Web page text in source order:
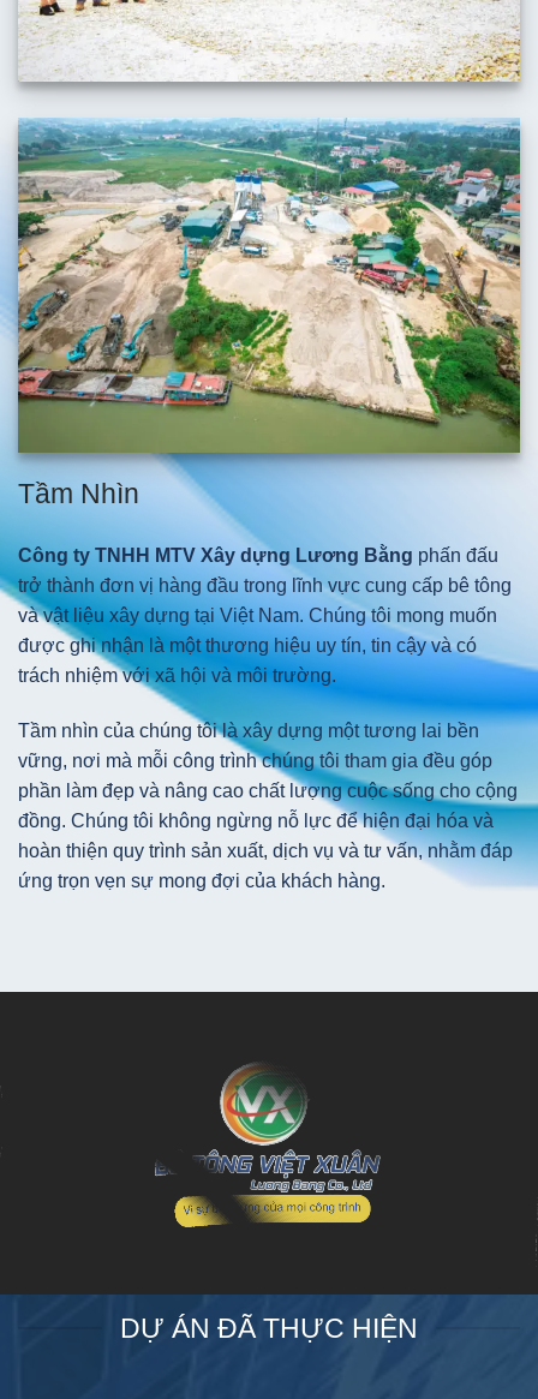
Tầm Nhìn
Công ty TNHH MTV Xây dựng Lương Bằng phấn đấu
trở thành đơn vị hàng đầu trong lĩnh vực cung cấp bê tông
và vật liệu xây dựng tại Việt Nam. Chúng tôi mong muốn
được ghi nhận là một thương hiệu uy tín, tin cậy và có
trách nhiệm với xã hội và môi trường.
Tầm nhìn của chúng tôi là xây dựng một tương lai bền
vững, nơi mà mỗi công trình chúng tôi tham gia đều góp
phần làm đẹp và nâng cao chất lượng cuộc sống cho cộng
đồng. Chúng tôi không ngừng nỗ lực để hiện đại hóa và
hoàn thiện quy trình sản xuất, dịch vụ và tư vấn, nhằm đáp
ứng trọn vẹn sự mong đợi của khách hàng.
DỰ ÁN ĐÃ THỰC HIỆN